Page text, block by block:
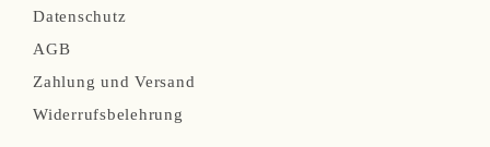
a
v
i
g
Datenschutz
AGB
Zahlung und Versand
Widerrufsbelehrung